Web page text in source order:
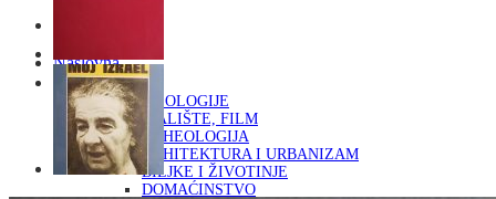
Naslovna
KNJIGE
OD ARHEOLOGIJE
DO KAZALIŠTE, FILM
ARHEOLOGIJA
ARHITEKTURA I URBANIZAM
BILJKE I ŽIVOTINJE
DOMAĆINSTVO